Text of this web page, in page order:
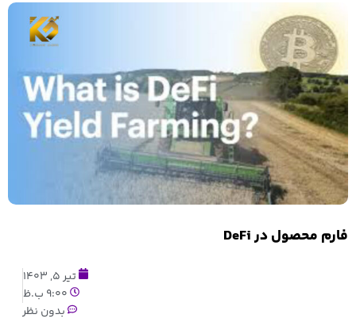
فارم محصول در DeFi
تیر 5, 1403
9:00 ب.ظ
بدون نظر